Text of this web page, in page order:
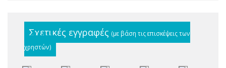
Σχετικές εγγραφές (με βάση τις επισκέψεις των
χρηστών)